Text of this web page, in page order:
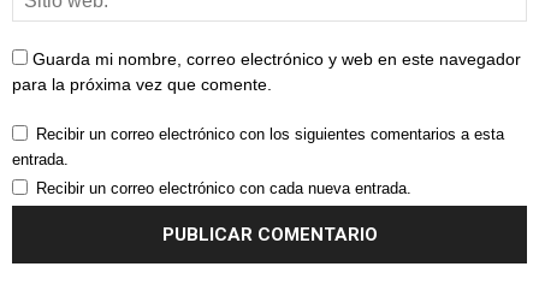
Guarda mi nombre, correo electrónico y web en este navegador
para la próxima vez que comente.
Recibir un correo electrónico con los siguientes comentarios a esta
entrada.
Recibir un correo electrónico con cada nueva entrada.